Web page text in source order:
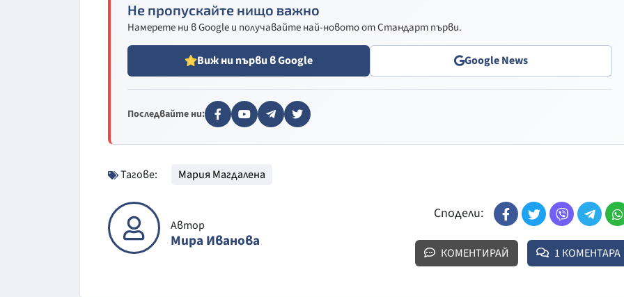
Не пропускайте нищо важно
Намерете ни в Google и получавайте най-новото от Стандарт първи.
Виж ни първи в Google Google News
Последвайте ни:
Тагове: Мария Магдалена
Автор
Мира Иванова
Сподели:
КОМЕНТИРАЙ 1 КОМЕНТАРА